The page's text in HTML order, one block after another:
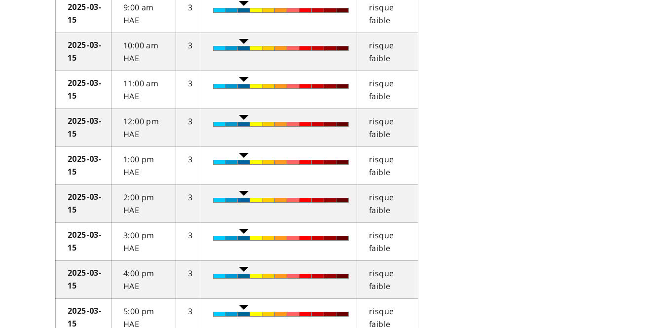
2025-03-
15
9:00 am
HAE
3
risque
faible
2025-03-
15
10:00 am
HAE
3
risque
faible
2025-03-
15
11:00 am
HAE
3
risque
faible
2025-03-
15
12:00 pm
HAE
3
risque
faible
2025-03-
15
1:00 pm
HAE
3
risque
faible
2025-03-
15
2:00 pm
HAE
3
risque
faible
2025-03-
15
3:00 pm
HAE
3
risque
faible
2025-03-
15
4:00 pm
HAE
3
risque
faible
2025-03-
15
5:00 pm
HAE
3
risque
faible